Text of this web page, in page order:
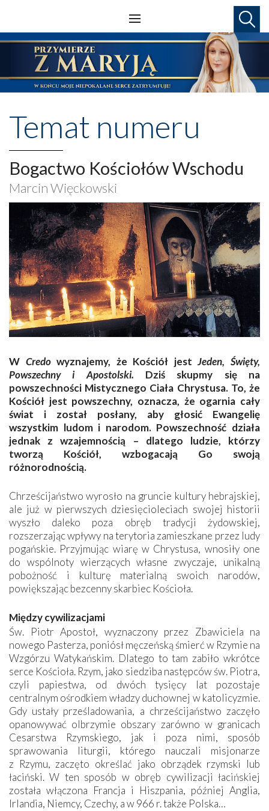
Temat numeru
Bogactwo Kościołów Wschodu
Marcin Więckowski
W Credowyznajemy, że Kościół jestJeden, Święty,
Powszechny i Apostolski. Dziś skupmy się na
powszechności Mistycznego Ciała Chrystusa. To, że
Kościół jest powszechny, oznacza, że ogarnia cały
świat i został posłany, aby głosić Ewangelię
wszystkim ludom i narodom. Powszechność działa
jednak z wzajemnością – dlatego ludzie, którzy
tworzą Kościół, wzbogacają Go swoją
różnorodnością.
Chrześcijaństwo wyrosło na gruncie kultury hebrajskiej,
ale już w pierwszych dziesięcioleciach swojej historii
wyszło daleko poza obręb tradycji żydowskiej,
rozszerzając wpływy na terytoria zamieszkane przez ludy
pogańskie. Przyjmując wiarę w Chrystusa, wnosiły one
do wspólnoty wierzących własne zwyczaje, unikalną
pobożność i kulturę materialną swoich narodów,
powiększając bezcenny skarbiec Kościoła.
Między cywilizacjami
Św. Piotr Apostoł, wyznaczony przez Zbawiciela na
nowego Pasterza, poniósł męczeńską śmierć w Rzymie na
Wzgórzu Watykańskim. Dlatego to tam zabiło wkrótce
serce Kościoła. Rzym, jako siedziba następców św. Piotra,
czyli papiestwa, od dwóch tysięcy lat pozostaje
centralnym ośrodkiem władzy duchownej w katolicyzmie.
Gdy ustały prześladowania, a chrześcijaństwo zaczęło
opanowywać olbrzymie obszary zarówno w granicach
Cesarstwa Rzymskiego, jak i poza nimi, sposób
sprawowania liturgii, którego nauczali misjonarze
z Rzymu, zaczęto określać jako obrządek rzymski lub
łaciński. W ten sposób w obręb cywilizacji łacińskiej
została włączona Francja i Hiszpania, później Anglia,
Irlandia, Niemcy, Czechy, a w 966 r. także Polska…